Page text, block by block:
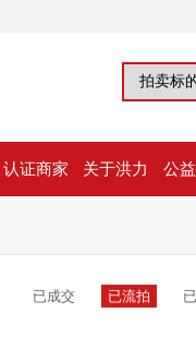
认证商家 关于洪力 公
已成交 已流拍